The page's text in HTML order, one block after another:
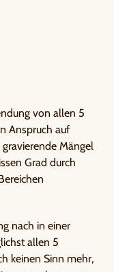
von allen 5
Anspruch auf
Mängel
Grad durch
nach in einer
allen 5
keinen Sinn mehr,